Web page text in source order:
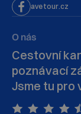
avetour.cz
O nás
Cestovní
poznávací
Jsme tu pro